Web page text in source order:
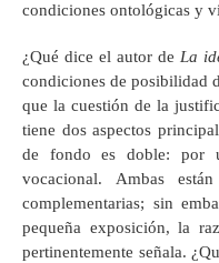
condiciones ontológicas y
¿Qué dice el autor de La
condiciones de posibilidad
que la cuestión de la
tiene dos aspectos
de fondo es doble: por
vocacional. Ambas
complementarias; sin
pequeña exposición, la
pertinentemente señala.